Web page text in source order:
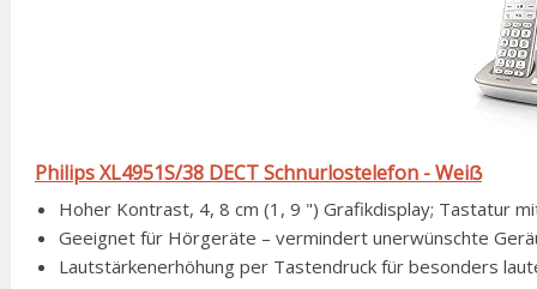
Philips XL4951S/38 DECT Schnurlostelefon - Weiẞ
Hoher Kontrast, 4, 8 cm (1, 9 ") Grafikdisplay; Tastatur
Geeignet für Hörgeräte – vermindert unerwünschte
Lautstärkenerhöhung per Tastendruck für besonders